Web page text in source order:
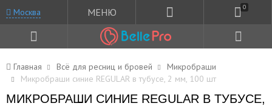
Москва МЕНЮ 0
Главная Всё для ресниц и бровей
Микробраши
Микробраши синие REGULAR в тубусе, 2 мм, 100 шт
МИКРОБРАШИ СИНИЕ REGULAR В ТУБУСЕ,